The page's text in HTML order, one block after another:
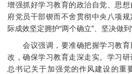
增强抓好学习教育的政治自觉、思
府党员干部锲而不舍贯彻中央八项
际成效坚定拥护“两个确立”、坚决做到
会议强调，要准确把握学习教育
改，确保学习教育走深走实。学习
总书记关于加强党的作风建设的重